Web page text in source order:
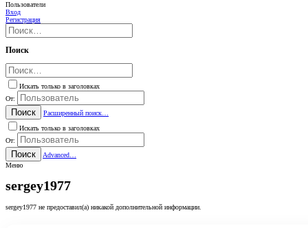
Пользователи
Вход
Регистрация
Поиск
Искать только в заголовках
От:
Поиск
Расширенный поиск…
Искать только в заголовках
От:
Поиск
Advanced…
Меню
sergey1977
sergey1977 не предоставил(а) никакой дополнительной информации.